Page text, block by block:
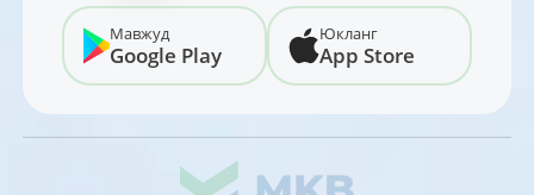
Мавжуд
Google Play
Юкланг
App Store